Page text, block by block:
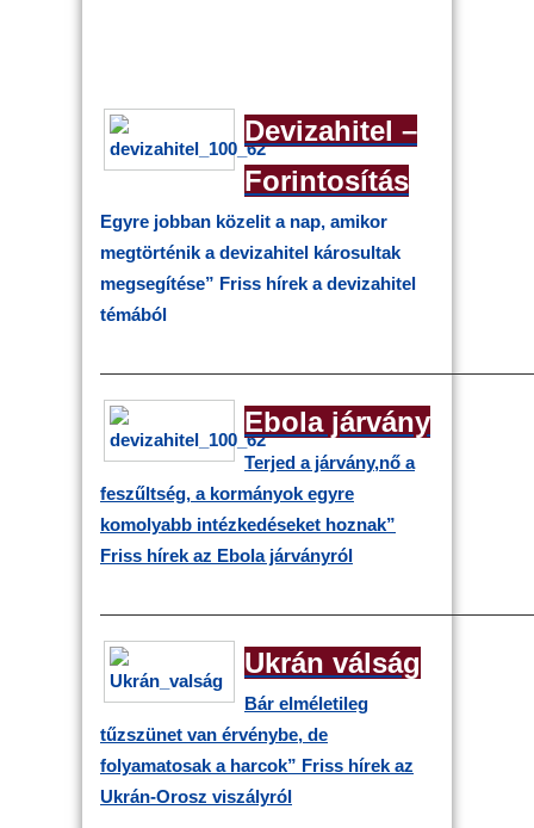
Devizahitel –
Forintosítás
Egyre jobban közelit a nap, amikor
megtörténik a devizahitel károsultak
megsegítése” Friss hírek a devizahitel
témából
Ebola járvány
Terjed a járvány,nő a
feszűltség, a kormányok egyre
komolyabb intézkedéseket hoznak”
Friss hírek az Ebola járványról
Ukrán válság
Bár elméletileg
tűzszünet van érvénybe, de
folyamatosak a harcok” Friss hírek az
Ukrán-Orosz viszályról